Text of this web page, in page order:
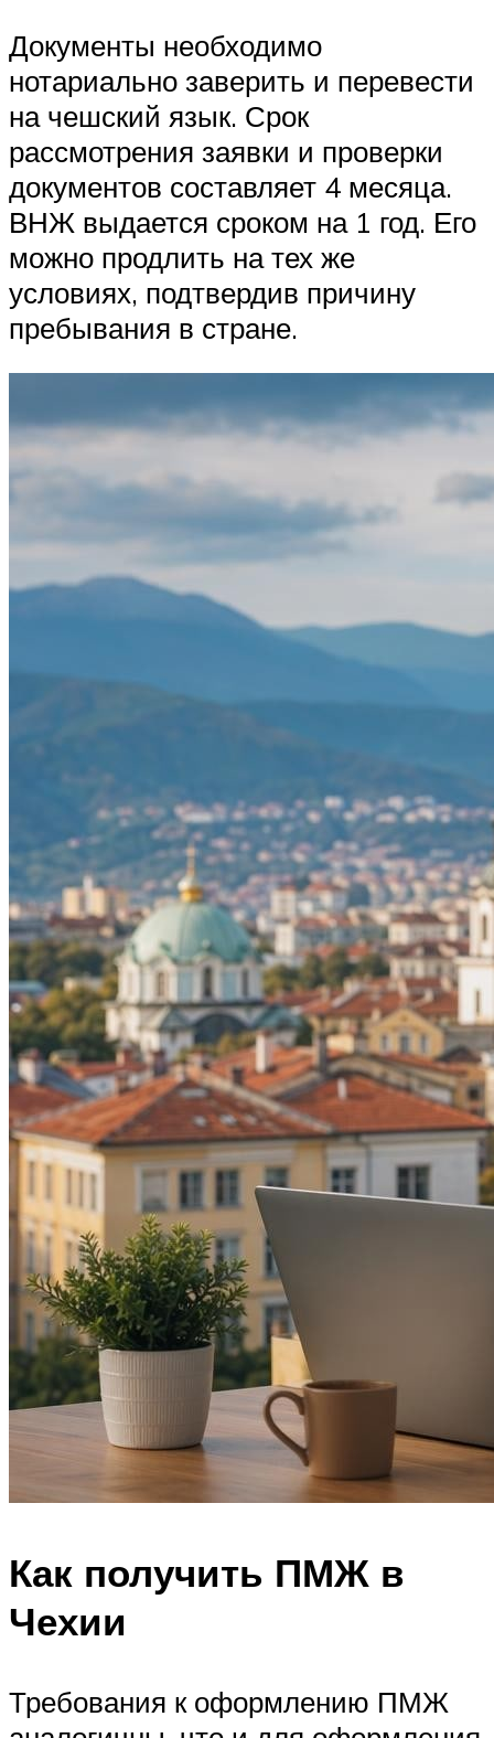
Документы необходимо
нотариально заверить и перевести
на чешский язык. Срок
рассмотрения заявки и проверки
документов составляет 4 месяца.
ВНЖ выдается сроком на 1 год. Его
можно продлить на тех же
условиях, подтвердив причину
пребывания в стране.
Как получить ПМЖ в
Чехии
Требования к оформлению ПМЖ